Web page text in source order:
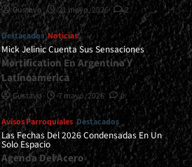
Gustavo 21 mayo, 2026 2
Destacados Noticias
Mick Jelinic Cuenta Sus Sensaciones
Mortification En Argentina Y
Latinoamérica
Gustavo 7 mayo, 2026 0
Avisos Parroquiales Destacados
Las Fechas Del 2026 Condensadas En Un
Solo Espacio
Agenda Del Acero